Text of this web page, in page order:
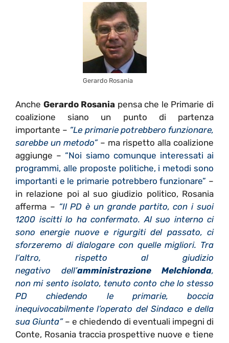
Gerardo Rosania
Anche Gerardo Rosania pensa che le Primarie di
coalizione siano un punto di partenza
importante – “Le primarie potrebbero funzionare,
sarebbe un metodo”– ma rispetto alla coalizione
aggiunge – “Noi siamo comunque interessati ai
programmi, alle proposte politiche, i metodi sono
importanti e le primarie potrebbero funzionare” –
in relazione poi al suo giudizio politico, Rosania
afferma – “Il PD è un grande partito, con i suoi
1200 iscitti lo ha confermato. Al suo interno ci
sono energie nuove e rigurgiti del passato, ci
sforzeremo di dialogare con quelle migliori. Tra
l’altro, rispetto al giudizio
negativo dell’amministrazione Melchionda,
non mi sento isolato, tenuto conto che lo stesso
PD chiedendo le primarie, boccia
inequivocabilmente l’operato del Sindaco e della
sua Giunta”– e chiedendo di eventuali impegni di
Conte, Rosania traccia prospettive nuove e tiene